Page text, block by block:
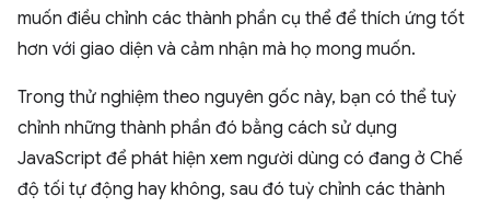
muốn điều chỉnh các thành phần cụ thể để thích ứng tốt
hơn với giao diện và cảm nhận mà họ mong muốn.
Trong thử nghiệm theo nguyên gốc này, bạn có thể tuỳ
chỉnh những thành phần đó bằng cách sử dụng
JavaScript để phát hiện xem người dùng có đang ở Chế
độ tối tự động hay không, sau đó tuỳ chỉnh các thành